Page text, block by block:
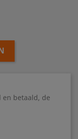
en betaald, de